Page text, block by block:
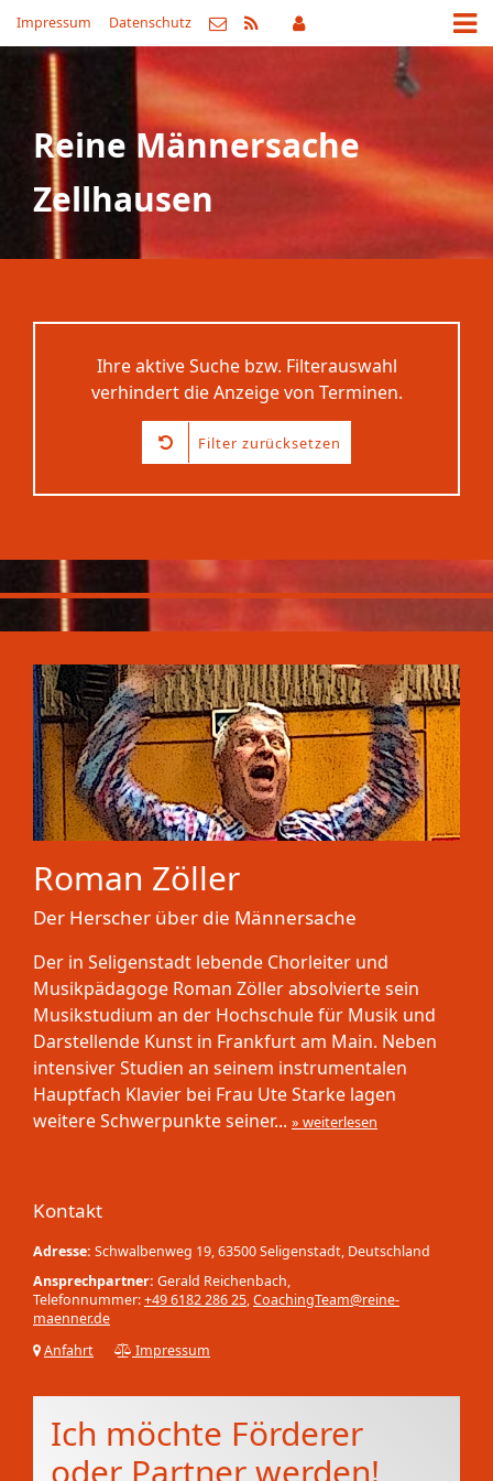
Impressum Datenschutz
Reine Männersache
Zellhausen
Ihre aktive Suche bzw. Filterauswahl
verhindert die Anzeige von Terminen.
Filter zurücksetzen
Roman Zöller
Der Herscher über die Männersache
Der in Seligenstadt lebende Chorleiter und
Musikpädagoge Roman Zöller absolvierte sein
Musikstudium an der Hochschule für Musik und
Darstellende Kunst in Frankfurt am Main. Neben
intensiver Studien an seinem instrumentalen
Hauptfach Klavier bei Frau Ute Starke lagen
weitere Schwerpunkte seiner... » weiterlesen
Kontakt
Adresse: Schwalbenweg 19, 63500 Seligenstadt, Deutschland
Ansprechpartner: Gerald Reichenbach,
Telefonnummer:+49 6182 286 25,CoachingTeam@reine-
maenner.de
Anfahrt
Impressum
Ich möchte Förderer
oder Partner werden!